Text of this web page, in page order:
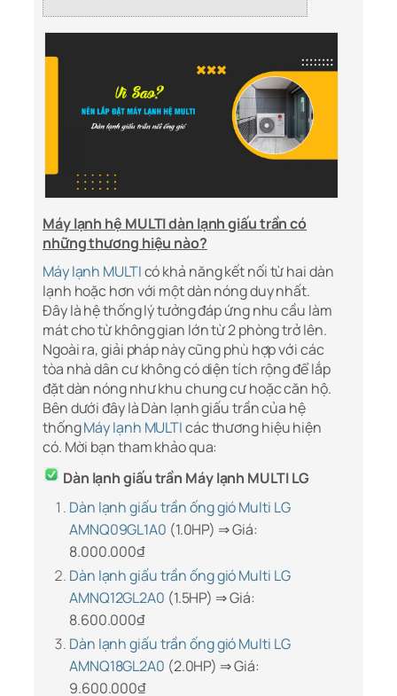
Máy lạnh hệ MULTI dàn lạnh giấu trần có
những thương hiệu nào?
Máy lạnh MULTIcó khả năng kết nối từ hai dàn
lạnh hoặc hơn với một dàn nóng duy nhất.
Đây là hệ thống lý tưởng đáp ứng nhu cầu làm
mát cho từ không gian lớn từ 2 phòng trở lên.
Ngoài ra, giải pháp này cũng phù hợp với các
tòa nhà dân cư không có diện tích rộng để lắp
đặt dàn nóng như khu chung cư hoặc căn hộ.
Bên dưới đây là Dàn lạnh giấu trần của hệ
thốngMáy lạnh MULTIcác thương hiệu hiện
có. Mời bạn tham khảo qua:
Dàn lạnh giấu trần Máy lạnh MULTI LG
Dàn lạnh giấu trần ống gió Multi LG
AMNQ09GL1A0 (1.0HP) ⇒ Giá:
8.000.000₫
Dàn lạnh giấu trần ống gió Multi LG
AMNQ12GL2A0 (1.5HP) ⇒ Giá:
8.600.000₫
Dàn lạnh giấu trần ống gió Multi LG
AMNQ18GL2A0 (2.0HP) ⇒ Giá:
9.600.000₫